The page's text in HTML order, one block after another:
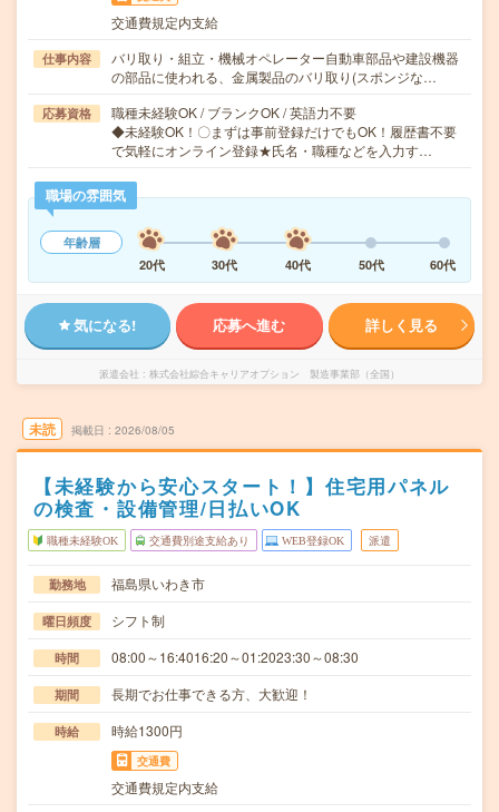
交通費規定内支給
仕事内容
バリ取り・組立・機械オペレーター自動車部品や建設機器
の部品に使われる、金属製品のバリ取り(スポンジな…
応募資格
職種未経験OK / ブランクOK / 英語力不要
◆未経験OK！〇まずは事前登録だけでもOK！履歴書不要
で気軽にオンライン登録★氏名・職種などを入力す…
職場の雰囲気
年齢層
20代
30代 40代 50代 60代
気になる! 応募へ進む 詳しく見る
派遣会社 株式会社綜合キャリアオプション 製造事業部（全国）
未読 掲載日 2026/08/05
【未経験から安心スタート！】住宅用パネル
の検査・設備管理/日払いOK
職種未経験OK 交通費別途支給あり WEB登録OK 派遣
勤務地 福島県いわき市
曜日頻度 シフト制
時間 08:00～16:4016:20～01:2023:30～08:30
期間 長期でお仕事できる方、大歓迎！
時給 時給1300円
交通費
交通費規定内支給